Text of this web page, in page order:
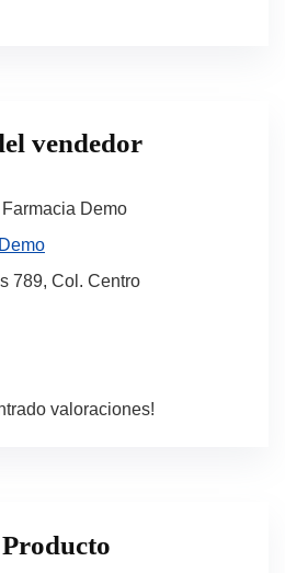
vendedor
Farmacia Demo
789, Col. Centro
valoraciones!